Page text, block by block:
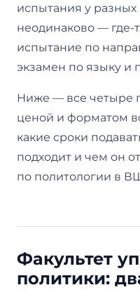
испытания у
неодинаково — где-
испытание по
экзамен по языку и
Ниже — все четыре
ценой и форматом
какие сроки
подходит и чем он
по политологии в
Факультет
политики: